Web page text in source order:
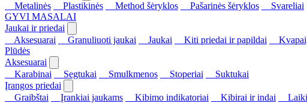
Metalinės
Plastikinės Method šėryklos Pašarinės šėryklos
Svareliai
GYVI MASALAI
Jaukai ir priedai
Aksesuarai
Granuliuoti jaukai Jaukai Kiti priedai ir papildai Kvapai,
Plūdės
Aksesuarai
Karabinai
Segtukai Smulkmenos Stoperiai
Suktukai
Įrangos priedai
Graibštai
Įrankiai jaukams Kibimo indikatoriai Kibirai ir indai